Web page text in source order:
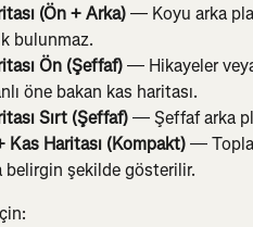
(Ön + Arka) — Koyu arka
bulunmaz.
Ön (Şeffaf) — Hikayeler
öne bakan kas haritası.
Sırt (Şeffaf) — Şeffaf arka
Kas Haritası (Kompakt) —
belirgin şekilde gösterilir.